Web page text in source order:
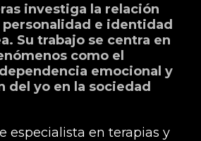
investiga la relación
e identidad
Su trabajo se centra en
como el
emocional y
del yo en la sociedad
especialista en terapias y